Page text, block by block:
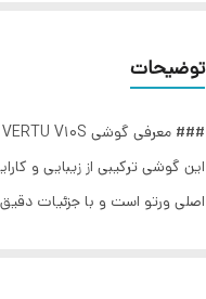
توضیحات
اصلی ورتو است و با جزئیات